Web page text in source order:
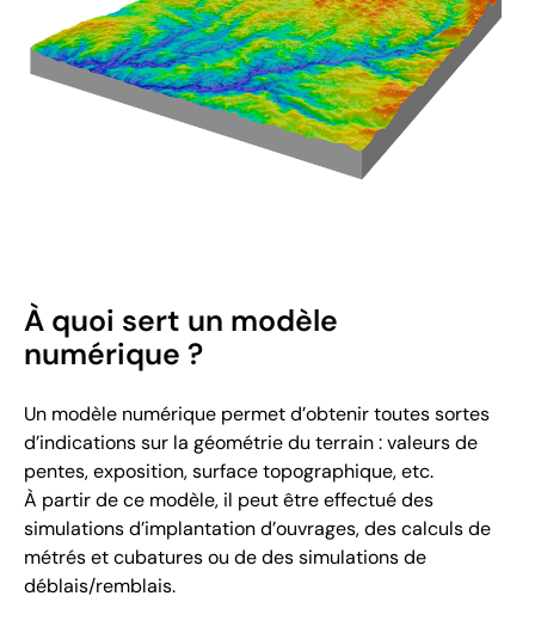
À quoi sert un modèle
numérique ?
Un modèle numérique permet d’obtenir toutes sortes
d’indications sur la géométrie du terrain : valeurs de
pentes, exposition, surface topographique, etc.
À partir de ce modèle, il peut être effectué des
simulations d’implantation d’ouvrages, des calculs de
métrés et cubatures ou de des simulations de
déblais/remblais.